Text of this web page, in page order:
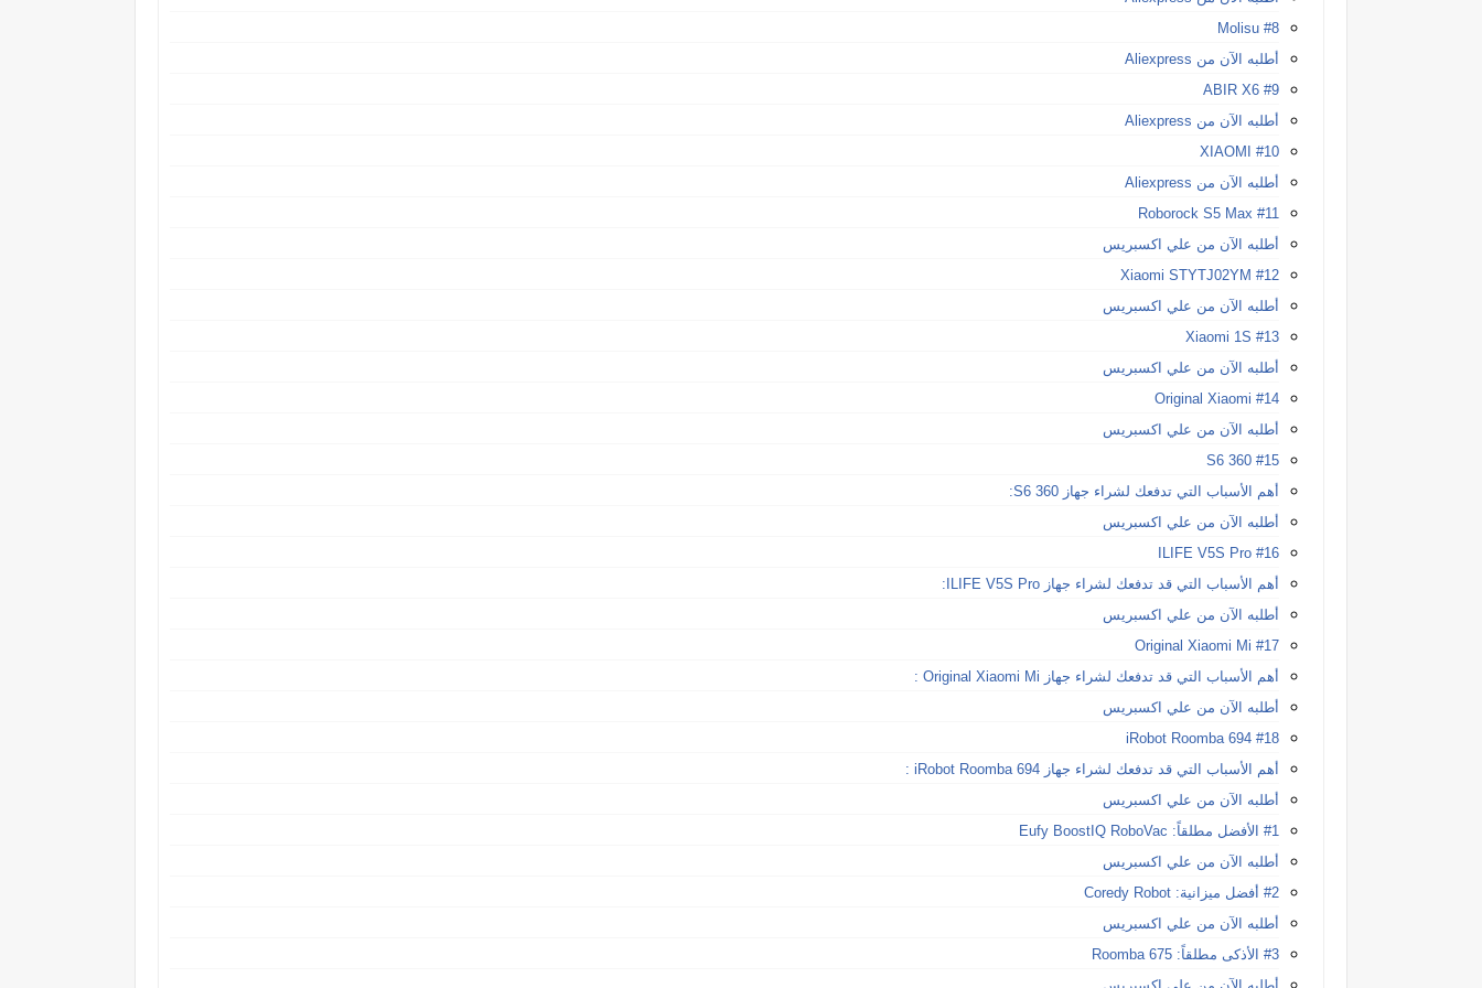
#8 Molisu
أطلبه الآن من Aliexpress
#9 ABIR X6
أطلبه الآن من Aliexpress
#10 XIAOMI
أطلبه الآن من Aliexpress
#11 Roborock S5 Max
أطلبه الآن من علي اكسبريس
#12 Xiaomi STYTJ02YM
أطلبه الآن من علي اكسبريس
#13 Xiaomi 1S
أطلبه الآن من علي اكسبريس
#14 Original Xiaomi
أطلبه الآن من علي اكسبريس
#15 360 S6
أهم الأسباب التي تدفعك لشراء جهاز 360 S6:
أطلبه الآن من علي اكسبريس
#16 ILIFE V5S Pro
أهم الأسباب التي قد تدفعك لشراء جهاز ILIFE V5S Pro:
أطلبه الآن من علي اكسبريس
#17 Original Xiaomi Mi
أهم الأسباب التي قد تدفعك لشراء جهاز Original Xiaomi Mi :
أطلبه الآن من علي اكسبريس
#18 iRobot Roomba 694
أهم الأسباب التي قد تدفعك لشراء جهاز iRobot Roomba 694 :
أطلبه الآن من علي اكسبريس
#1 الأفضل مطلقاً: Eufy BoostIQ RoboVac
أطلبه الآن من علي اكسبريس
#2 أفضل ميزانية: Coredy Robot
أطلبه الآن من علي اكسبريس
#3 الأذكى مطلقاً: Roomba 675